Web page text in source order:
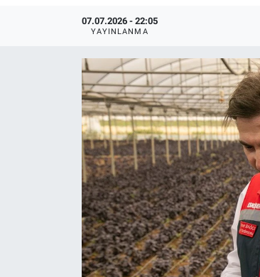
07.07.2026 - 22:05
YAYINLANMA
Alış-Veriş/İş dünyası
Kültür Sanat
Politika
Kütahya